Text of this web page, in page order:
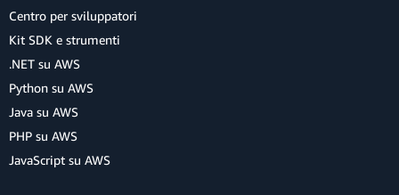
Centro per sviluppatori
Kit SDK e strumenti
.NET su AWS
Python su AWS
Java su AWS
PHP su AWS
JavaScript su AWS